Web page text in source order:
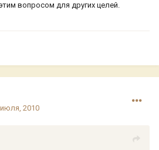
вопросом для других целей.
2010